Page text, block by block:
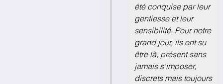
été conquise par leur
gentiesse et leur
sensibilité. Pour notre
grand jour, ils ont su
être là, présent sans
jamais s'imposer,
discrets mais toujours